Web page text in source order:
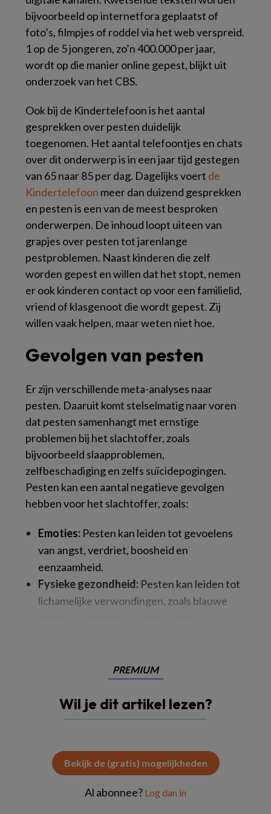
bijvoorbeeld op internetfora geplaatst of
foto’s, filmpjes of roddel via het web verspreid.
1 op de 5 jongeren, zo’n 400.000 per jaar,
wordt op die manier online gepest, blijkt uit
onderzoek van het CBS.
Ook bij de Kindertelefoon is het aantal
gesprekken over pesten duidelijk
toegenomen. Het aantal telefoontjes en chats
over dit onderwerp is in een jaar tijd gestegen
van 65 naar 85 per dag. Dagelijks voert de
Kindertelefoon meer dan duizend gesprekken
en pesten is een van de meest besproken
onderwerpen. De inhoud loopt uiteen van
grapjes over pesten tot jarenlange
pestproblemen. Naast kinderen die zelf
worden gepest en willen dat het stopt, nemen
er ook kinderen contact op voor een familielid,
vriend of klasgenoot die wordt gepest. Zij
willen vaak helpen, maar weten niet hoe.
Gevolgen van pesten
Er zijn verschillende meta-analyses naar
pesten. Daaruit komt stelselmatig naar voren
dat pesten samenhangt met ernstige
problemen bij het slachtoffer, zoals
bijvoorbeeld slaapproblemen,
zelfbeschadiging en zelfs suïcidepogingen.
Pesten kan een aantal negatieve gevolgen
hebben voor het slachtoffer, zoals:
Emoties: Pesten kan leiden tot gevoelens
van angst, verdriet, boosheid en
eenzaamheid.
Fysieke gezondheid: Pesten kan leiden tot
lichamelijke verwondingen, zoals blauwe
PREMIUM
Wil je dit artikel lezen?
Bekijk de (gratis) mogelijkheden
Al abonnee? Log dan in